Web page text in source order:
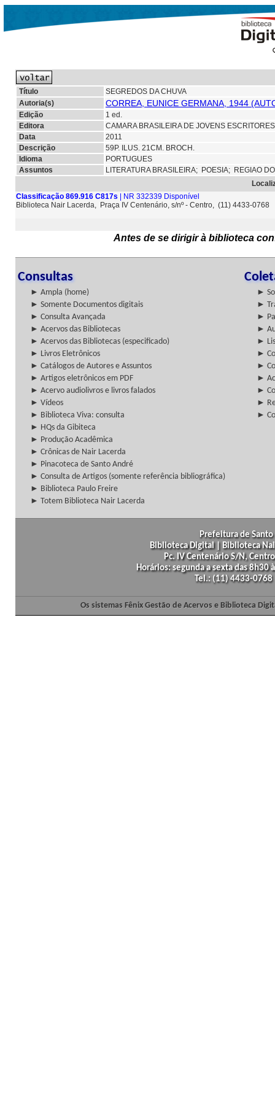
Título
SEGREDOS DA CHUVA
Autoria(s)
CORREA, EUNICE GERMANA, 1944
Edição
1 ed.
Editora
CAMARA BRASILEIRA DE JOVENS
Data
2011
Descrição
59P. ILUS. 21CM. BROCH.
Idioma
PORTUGUES
Assuntos
LITERATURA BRASILEIRA; POESIA; REGIAO
Classificação 869.916 C817s | NR 332339 Disponível
Biblioteca Nair Lacerda, Praça IV Centenário, s/nº - Centro, (11) 4433-0768
Antes de se dirigir à biblioteca
Consultas
► Ampla (home)
►
► Somente Documentos digitais
►
► Consulta Avançada
►
► Acervos das Bibliotecas
►
► Acervos das Bibliotecas (especificado)
►
► Livros Eletrônicos
►
► Catálogos de Autores e Assuntos
►
► Artigos eletrônicos em PDF
►
► Acervo audiolivros e livros falados
►
► Vídeos
►
► Biblioteca Viva: consulta
►
► HQs da Gibiteca
► Produção Acadêmica
► Crônicas de Nair Lacerda
► Pinacoteca de Santo André
► Consulta de Artigos (somente referência bibliográfica)
► Biblioteca Paulo Freire
► Totem Biblioteca Nair Lacerda
Prefeitura de
Biblioteca Digital | Biblioteca
Pc. IV Centenário S/N,
Horários: segunda a sexta das
Tel.: (11) 4433-
Os sistemas Fênix Gestão de Acervos e Biblioteca